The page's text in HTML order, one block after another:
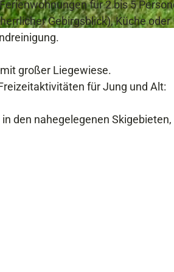
r
a
s
e
für 2 bis 5
Gebirgsblick), Küche oder
großer Liegewiese.
für Jung und Alt:
den nahegelegenen Skigebieten,